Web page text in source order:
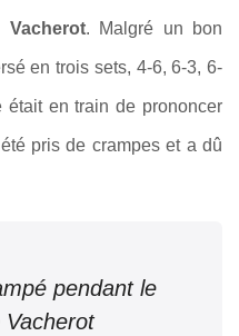
Vacherot. Malgré un bon
en trois sets, 4-6, 6-3, 6-
en train de prononcer
pris de crampes et a dû
pendant le